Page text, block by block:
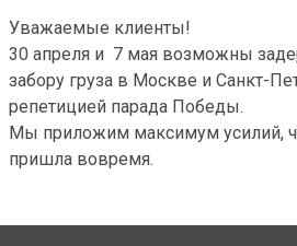
Уважаемые клиенты!
30 апреля и 7 мая возможны
забору груза в Москве и Санкт-
репетицией парада Победы.
Мы приложим максимум усилий,
пришла вовремя.